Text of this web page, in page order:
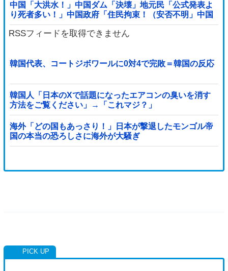
中国「大洪水！」中国ダム「決壊」地元民「公式発表よ
り死者多い！」中国政府「住民拘束！（安否不明」中国
当局「救助隊動画も削除」台風13号「三峡ﾀﾞ...
RSSフィードを取得できません
韓国代表、コートジボワールに0対4で完敗＝韓国の反応
韓国人「日本のXで話題になったエアコンの臭いを消す
方法をご覧ください」→「これマジ？」
海外「どの国もあっさり！」日本が撃退したモンゴル帝
国の本当の恐ろしさに海外が大騒ぎ